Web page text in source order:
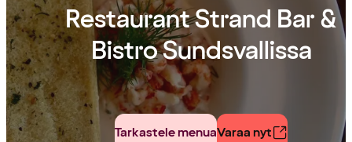
Restaurant Strand Bar &
Bistro Sundsvallissa
Tarkastele menuaVaraa nyt